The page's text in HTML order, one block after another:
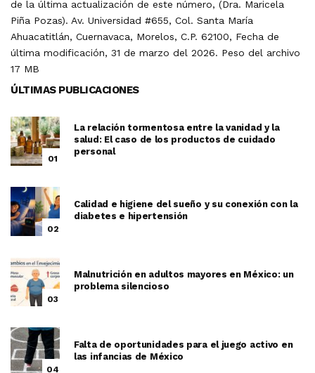
de la última actualización de este número, (Dra. Maricela
Piña Pozas). Av. Universidad #655, Col. Santa María
Ahuacatitlán, Cuernavaca, Morelos, C.P. 62100, Fecha de
última modificación, 31 de marzo del 2026. Peso del archivo
17 MB
ÚLTIMAS PUBLICACIONES
01
La relación tormentosa entre la vanidad y la
salud: El caso de los productos de cuidado
personal
02
Calidad e higiene del sueño y su conexión con la
diabetes e hipertensión
03
Malnutrición en adultos mayores en México: un
problema silencioso
04
Falta de oportunidades para el juego activo en
las infancias de México